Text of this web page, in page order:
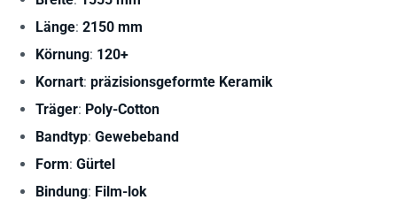
Länge: 2150 mm
Körnung: 120+
Kornart: präzisionsgeformte Keramik
Träger: Poly-Cotton
Bandtyp: Gewebeband
Form: Gürtel
Bindung: Film-lok